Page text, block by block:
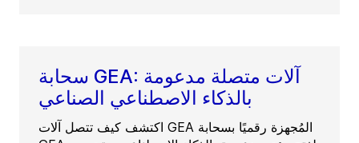
سحابة GEA: آلات متصلة مدعومة
بالذكاء الاصطناعي الصناعي
اكتشف كيف تتصل آلات GEA المُجهزة رقميًا بسحابة